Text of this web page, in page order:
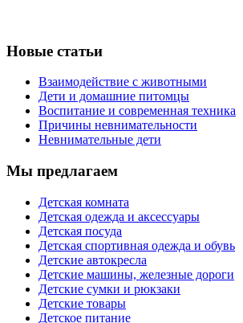
Новые статьи
Взаимодействие с животными
Дети и домашние питомцы
Воспитание и современная техника
Причины невнимательности
Невнимательные дети
Мы предлагаем
Детская комната
Детская одежда и аксессуары
Детская посуда
Детская спортивная одежда и обувь
Детские автокресла
Детские машины, железные дороги
Детские сумки и рюкзаки
Детские товары
Детское питание